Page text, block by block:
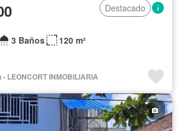
Destacado
3 Baños
120 m²
LEONCORT INMOBILIARIA